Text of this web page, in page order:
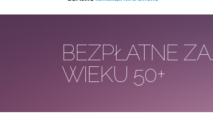
BEZPŁATNE
WIEKU 50+